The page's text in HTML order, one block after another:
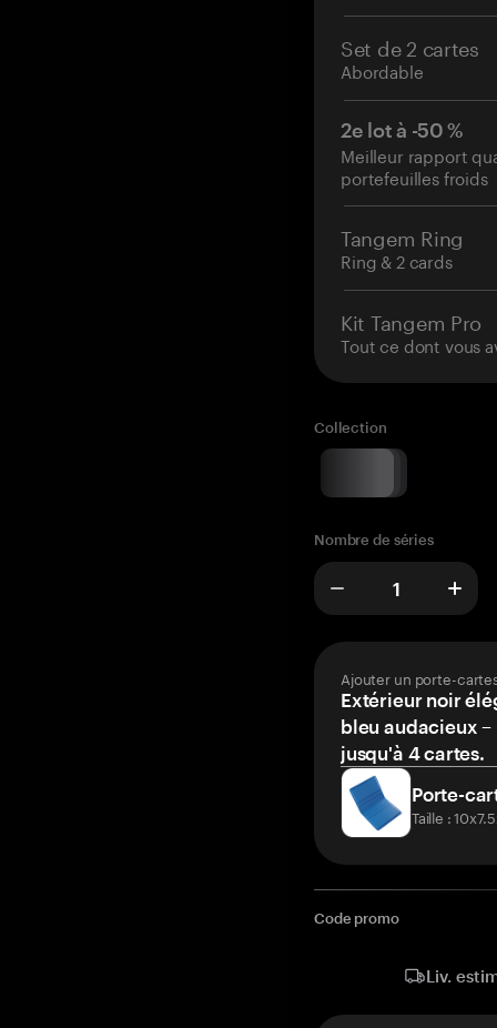
Set de 2 cartes
Abordable
2e lot à -50 %
Meilleur rapport
portefeuilles froids
Tangem Ring
Ring & 2 cards
Kit Tangem Pro
Tout ce dont vous
Collection
Nombre de séries
Ajouter un porte-
Extérieur noir
bleu audacieux
jusqu'à 4 cartes.
Porte-
Taille :
Code promo
Liv.